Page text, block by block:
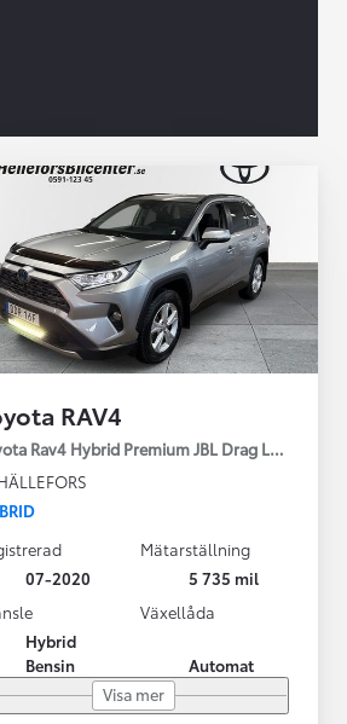
Toyota
När varje jobb
RAV4
Rav4 Hybrid Premium JBL Drag Led ramp
07-2020
Mätarställning
5 735 mil
Hybrid
Bensin
Växellåda
Automat
Visa mer